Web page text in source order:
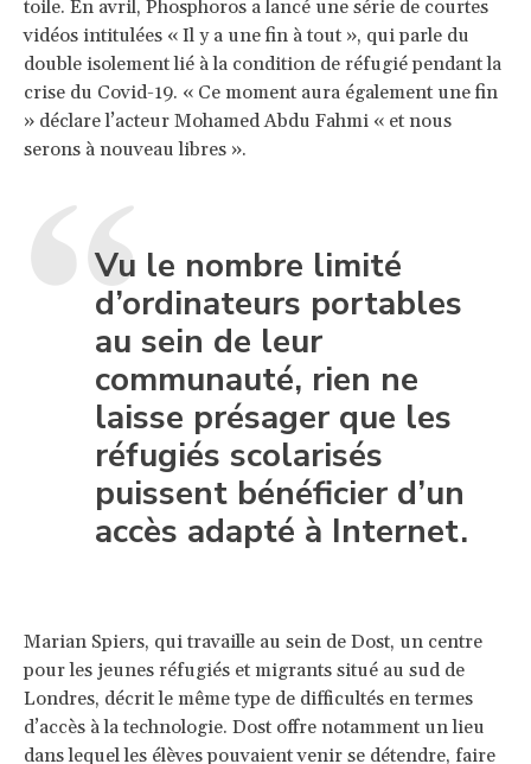
toile. En avril, Phosphoros a lancé une série de courtes
vidéos intitulées « Il y a une fin à tout », qui parle du
double isolement lié à la condition de réfugié pendant la
crise du Covid-19. « Ce moment aura également une fin
» déclare l’acteur Mohamed Abdu Fahmi « et nous
serons à nouveau libres ».
Vu le nombre limité
d’ordinateurs portables
au sein de leur
communauté, rien ne
laisse présager que les
réfugiés scolarisés
puissent bénéficier d’un
accès adapté à Internet.
Marian Spiers, qui travaille au sein de Dost, un centre
pour les jeunes réfugiés et migrants situé au sud de
Londres, décrit le même type de difficultés en termes
d’accès à la technologie. Dost offre notamment un lieu
dans lequel les élèves pouvaient venir se détendre, faire